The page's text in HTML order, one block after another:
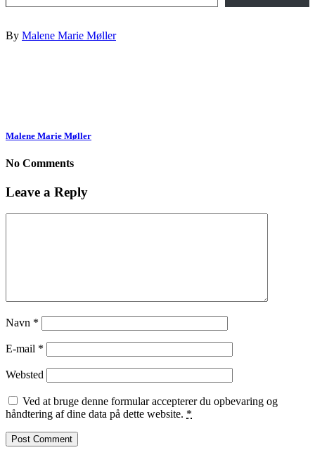
By Malene Marie Møller
Malene Marie Møller
No Comments
Leave a Reply
Navn *
E-mail *
Websted
Ved at bruge denne formular accepterer du opbevaring og
håndtering af dine data på dette website. *